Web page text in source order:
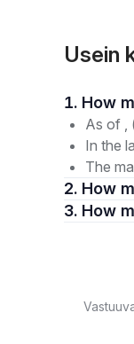
Usein
As of ,
In the
The
2. How